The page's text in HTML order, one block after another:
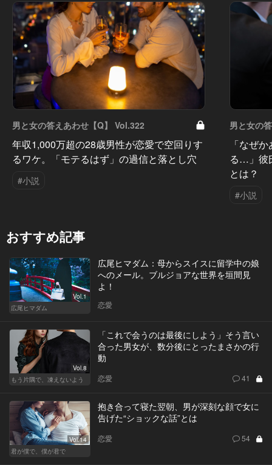
男と女の答えあわせ【Q】 Vol.322
年収1,000万超の28歳男性が恋愛で空回りす
るワケ。「モテるはず」の過信と落とし穴
#小説
男と女の
「なぜ
る…」彼
とは？
#小説
おすすめ記事
Vol.1
広尾ヒマダム
広尾ヒマダム：母からスイスに留学中の娘
へのメール。ブルジョアな世界を垣間見
よ！
恋愛
Vol.8
もう片隅で、凍えないよう
「これで会うのは最後にしよう」そう言い
合った男女が、数分後にとったまさかの行
動
恋愛 41
Vol.14
君が僕で、僕が君で
抱き合って寝た翌朝、男が深刻な顔で女に
告げた“ショックな話”とは
恋愛 54